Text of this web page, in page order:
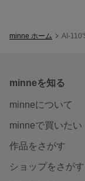
minne ホーム AI-
minneを知る
minneについて
minneで買いたい
作品をさがす
ショップをさがす